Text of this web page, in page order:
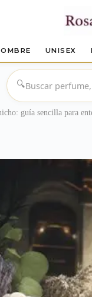
UNISEX
🔍
guía sencilla para